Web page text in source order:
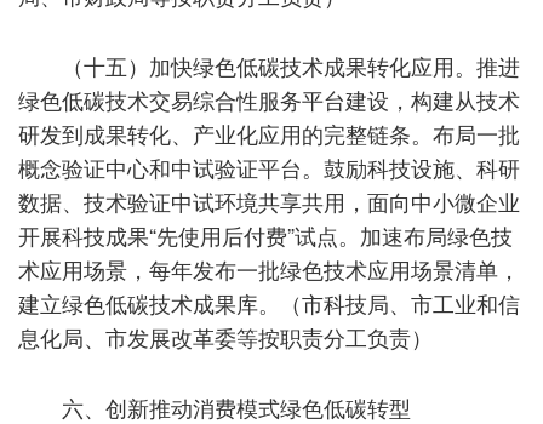
（十五）加快绿色低碳技术成果转化应用。推进
绿色低碳技术交易综合性服务平台建设，构建从技术
研发到成果转化、产业化应用的完整链条。布局一批
概念验证中心和中试验证平台。鼓励科技设施、科研
数据、技术验证中试环境共享共用，面向中小微企业
开展科技成果“先使用后付费”试点。加速布局绿色技
术应用场景，每年发布一批绿色技术应用场景清单，
建立绿色低碳技术成果库。（市科技局、市工业和信
息化局、市发展改革委等按职责分工负责）
六、创新推动消费模式绿色低碳转型